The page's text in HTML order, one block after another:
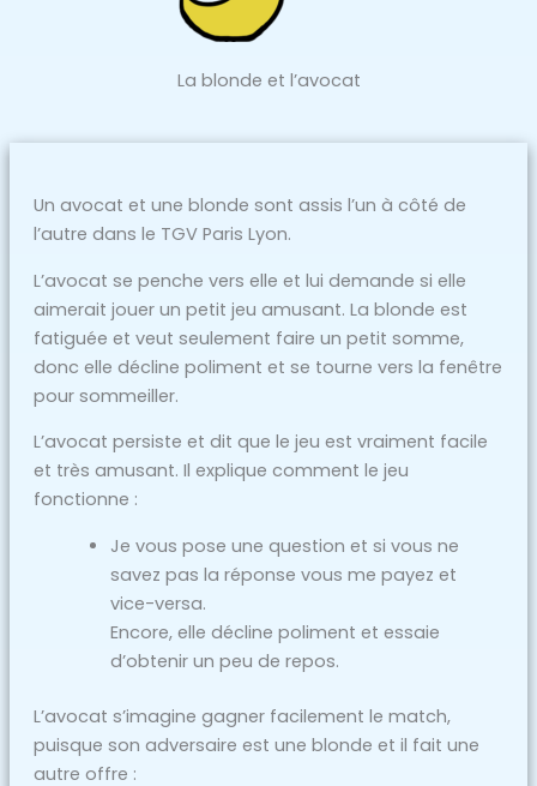
La blonde et l’avocat
Un avocat et une blonde sont assis l’un à côté de
l’autre dans le TGV Paris Lyon.
L’avocat se penche vers elle et lui demande si elle
aimerait jouer un petit jeu amusant. La blonde est
fatiguée et veut seulement faire un petit somme,
donc elle décline poliment et se tourne vers la fenêtre
pour sommeiller.
L’avocat persiste et dit que le jeu est vraiment facile
et très amusant. Il explique comment le jeu
fonctionne :
Je vous pose une question et si vous ne
savez pas la réponse vous me payez et
vice-versa.
Encore, elle décline poliment et essaie
d’obtenir un peu de repos.
L’avocat s’imagine gagner facilement le match,
puisque son adversaire est une blonde et il fait une
autre offre :